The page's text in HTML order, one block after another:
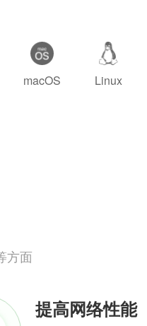
macOS Linux
方面
提高网络性能